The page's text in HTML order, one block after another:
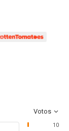
Votos
10